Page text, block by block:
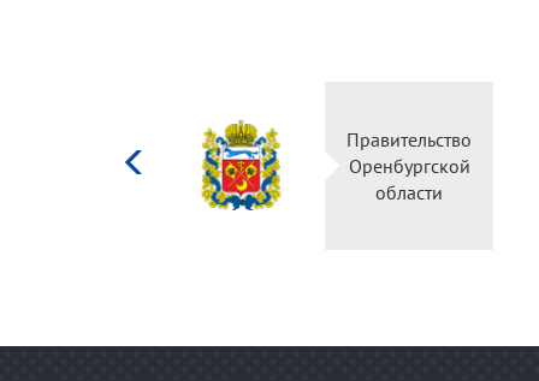
Министерство
культуры
Российской
федерации